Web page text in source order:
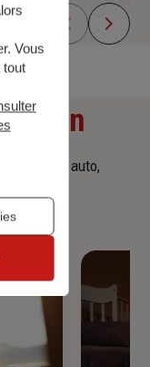
auto,
Vous
tout